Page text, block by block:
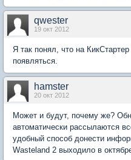
qwester
19 окт 2012
Я так понял, что на
появляться.
hamster
20 окт 2012
Может и будут, почему же?
автоматически рассылаются
удобный способ донести
Wasteland 2 выходило в